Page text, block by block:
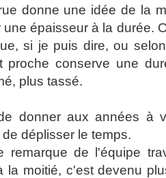
donne une idée de la
épaisseur à la durée.
si je puis dire, ou
proche conserve une
plus tassé.
donner aux années à
déplisser le temps.
remarque de l'équipe
la moitié, c'est devenu